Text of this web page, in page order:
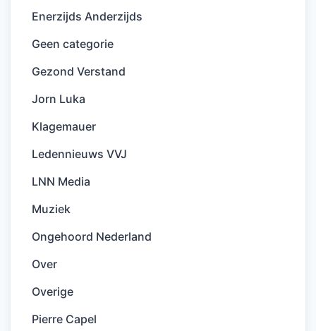
Enerzijds Anderzijds
Geen categorie
Gezond Verstand
Jorn Luka
Klagemauer
Ledennieuws VVJ
LNN Media
Muziek
Ongehoord Nederland
Over
Overige
Pierre Capel